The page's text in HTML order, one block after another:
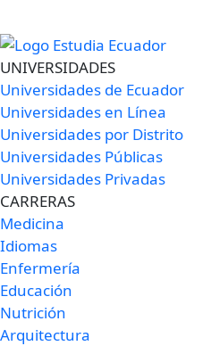
UNIVERSIDADES
Universidades de Ecuador
Universidades en Línea
Universidades por Distrito
Universidades Públicas
Universidades Privadas
CARRERAS
Medicina
Idiomas
Enfermería
Educación
Nutrición
Arquitectura